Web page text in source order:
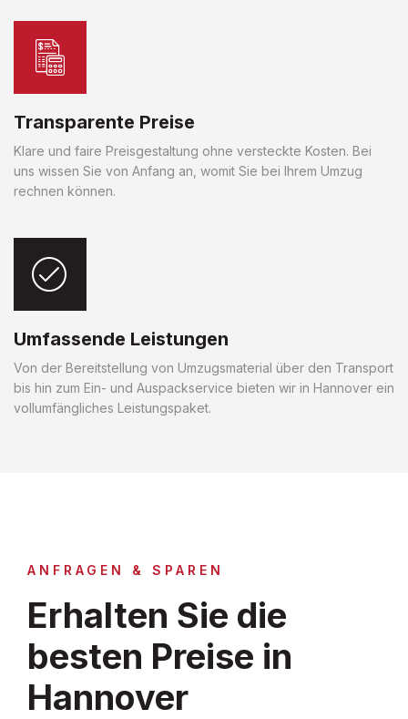
Transparente Preise
Klare und faire Preisgestaltung ohne versteckte Kosten. Bei
uns wissen Sie von Anfang an, womit Sie bei Ihrem Umzug
rechnen können.
Umfassende Leistungen
Von der Bereitstellung von Umzugsmaterial über den Transport
bis hin zum Ein- und Auspackservice bieten wir in Hannover ein
vollumfängliches Leistungspaket.
ANFRAGEN & SPAREN
Erhalten Sie die
besten Preise in
Hannover